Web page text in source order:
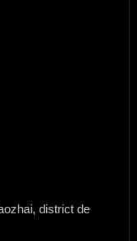
district de